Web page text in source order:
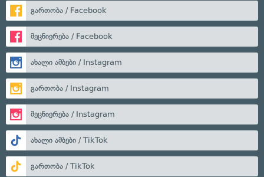
გართობა / Facebook
მეცნიერება / Facebook
ახალი ამბები / Instagram
გართობა / Instagram
მეცნიერება / Instagram
ახალი ამბები / TikTok
გართობა / TikTok